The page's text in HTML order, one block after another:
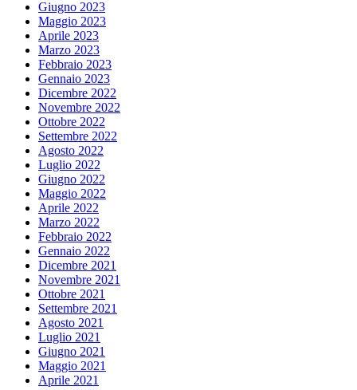
Giugno 2023
Maggio 2023
Aprile 2023
Marzo 2023
Febbraio 2023
Gennaio 2023
Dicembre 2022
Novembre 2022
Ottobre 2022
Settembre 2022
Agosto 2022
Luglio 2022
Giugno 2022
Maggio 2022
Aprile 2022
Marzo 2022
Febbraio 2022
Gennaio 2022
Dicembre 2021
Novembre 2021
Ottobre 2021
Settembre 2021
Agosto 2021
Luglio 2021
Giugno 2021
Maggio 2021
Aprile 2021